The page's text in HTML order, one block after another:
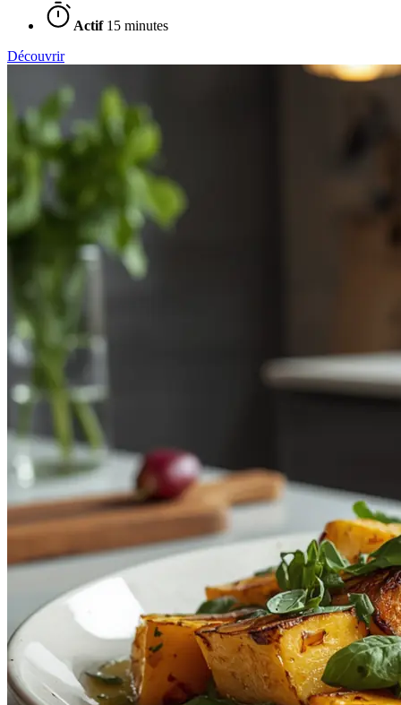
Actif15 minutes
Découvrir